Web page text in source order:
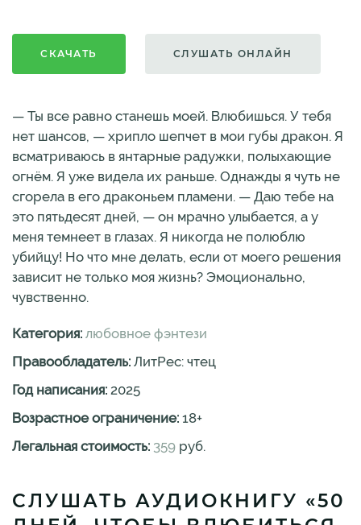
СКАЧАТЬ СЛУШАТЬ ОНЛАЙН
— Ты все равно станешь моей. Влюбишься. У тебя
нет шансов, — хрипло шепчет в мои губы дракон. Я
всматриваюсь в янтарные радужки, полыхающие
огнём. Я уже видела их раньше. Однажды я чуть не
сгорела в его драконьем пламени. — Даю тебе на
это пятьдесят дней, — он мрачно улыбается, а у
меня темнеет в глазах. Я никогда не полюблю
убийцу! Но что мне делать, если от моего решения
зависит не только моя жизнь? Эмоционально,
чувственно.
Категория: любовное фэнтези
Правообладатель: ЛитРес: чтец
Год написания: 2025
Возрастное ограничение: 18+
Легальная стоимость: 359 руб.
СЛУШАТЬ АУДИОКНИГУ «50